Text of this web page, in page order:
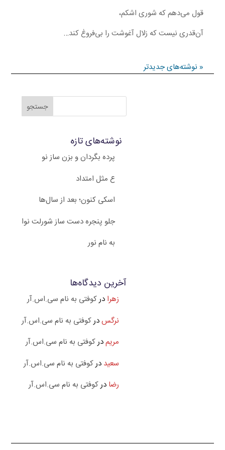
قول می‌دهم که شوری اشکم،
آن‌قدری نیست که زلال آغوشت را بی‌فروغ کند…
« نوشته‌های جدیدتر
نوشته‌های تازه
پرده بگردان و بزن ساز نو
ع مثل امتداد
اسکی کنون؛ بعد از سال‌ها
جلو پنجره دست ساز شورلت نوا
به نام نور
آخرین دیدگاه‌ها
زهرا درکوفتی به نام سی.اس.آر
نرگسدرکوفتی به نام سی.اس.آر
مریمدرکوفتی به نام سی.اس.آر
سعید درکوفتی به نام سی.اس.آر
رضا درکوفتی به نام سی.اس.آر